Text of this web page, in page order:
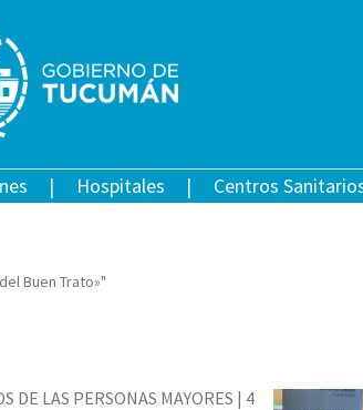
Hospitales Centros
Buen Trato»"
DE LAS PERSONAS MAYORES | 4